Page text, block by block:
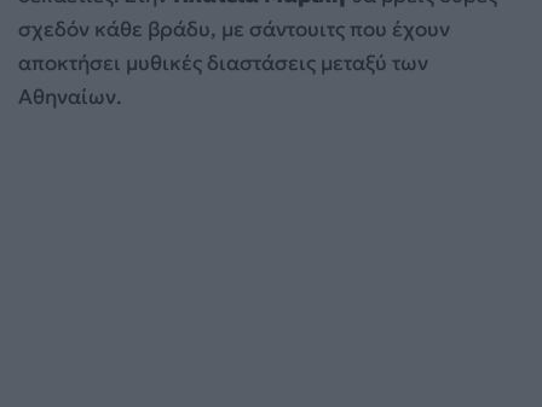
σχεδόν κάθε βράδυ, με σάντουιτς που έχουν
αποκτήσει μυθικές διαστάσεις μεταξύ των
Αθηναίων.